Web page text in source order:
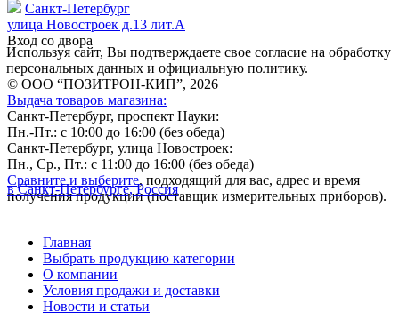
Санкт-Петербург
улица Новостроек д.13 лит.А
Вход со двора
Используя сайт, Вы подтверждаете свое согласие на обработку
персональных данных и официальную политику.
© ООО “ПОЗИТРОН-КИП”, 2026
Выдача товаров магазина:
Санкт-Петербург, проспект Науки:
Пн.-Пт.: с 10:00 до 16:00 (без обеда)
Санкт-Петербург, улица Новостроек:
Пн., Ср., Пт.: с 11:00 до 16:00 (без обеда)
Сравните и выберите, подходящий для вас, адрес и время
получения продукции (поставщик измерительных приборов).
в Санкт-Петербурге, Россия
Главная
Выбрать продукцию категории
О компании
Условия продажи и доставки
Новости и статьи